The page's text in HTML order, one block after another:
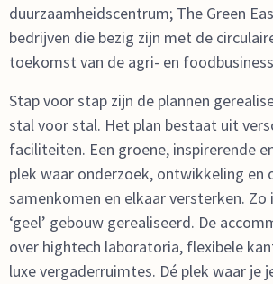
duurzaamheidscentrum; The Green
bedrijven die bezig zijn met de
toekomst van de agri- en
Stap voor stap zijn de plannen
stal voor stal. Het plan bestaat uit
faciliteiten. Een groene, inspirerende
plek waar onderzoek, ontwikkeling en
samenkomen en elkaar versterken. Zo
‘geel’ gebouw gerealiseerd. De
over hightech laboratoria, flexibele
luxe vergaderruimtes. Dé plek waar je